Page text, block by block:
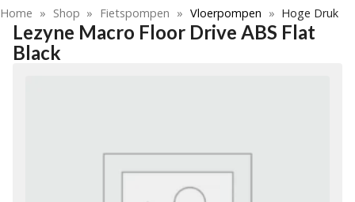
Home » Shop » Fietspompen » Vloerpompen » Hoge Druk
Lezyne Macro Floor Drive ABS Flat
Black